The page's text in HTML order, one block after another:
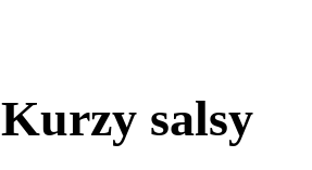
Kurzy salsy